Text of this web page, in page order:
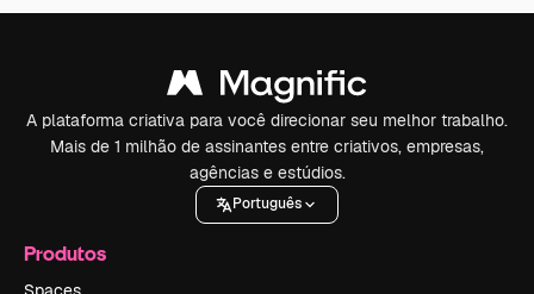
A plataforma criativa para você direcionar seu melhor trabalho.
Mais de 1 milhão de assinantes entre criativos, empresas,
agências e estúdios.
Português
Produtos